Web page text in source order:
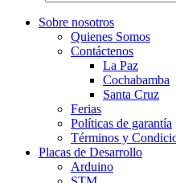
Sobre nosotros
Quienes Somos
Contáctenos
La Paz
Cochabamba
Santa Cruz
Ferias
Políticas de garantía
Términos y
Placas de Desarrollo
Arduino